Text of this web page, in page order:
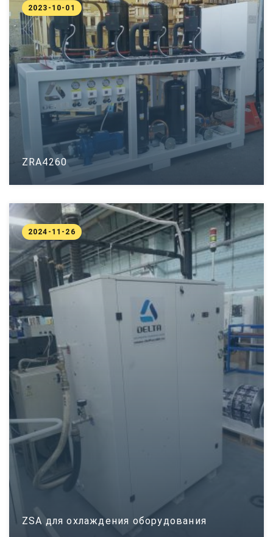
ZRA4260
2023-10-01
ZSA для охлаждения оборудования
2024-11-26